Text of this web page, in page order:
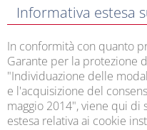
Informativa estesa
In conformità con quanto
Garante per la protezione
"Individuazione delle
e l'acquisizione del
maggio 2014", viene qui
estesa relativa ai cookie